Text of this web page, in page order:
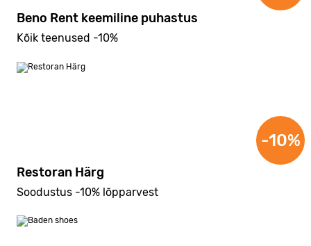
Beno Rent keemiline puhastus
Kõik teenused -10%
Restoran Härg
Soodustus -10% lõpparvest
-10%